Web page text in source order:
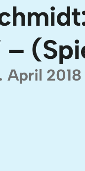
–
April 2018